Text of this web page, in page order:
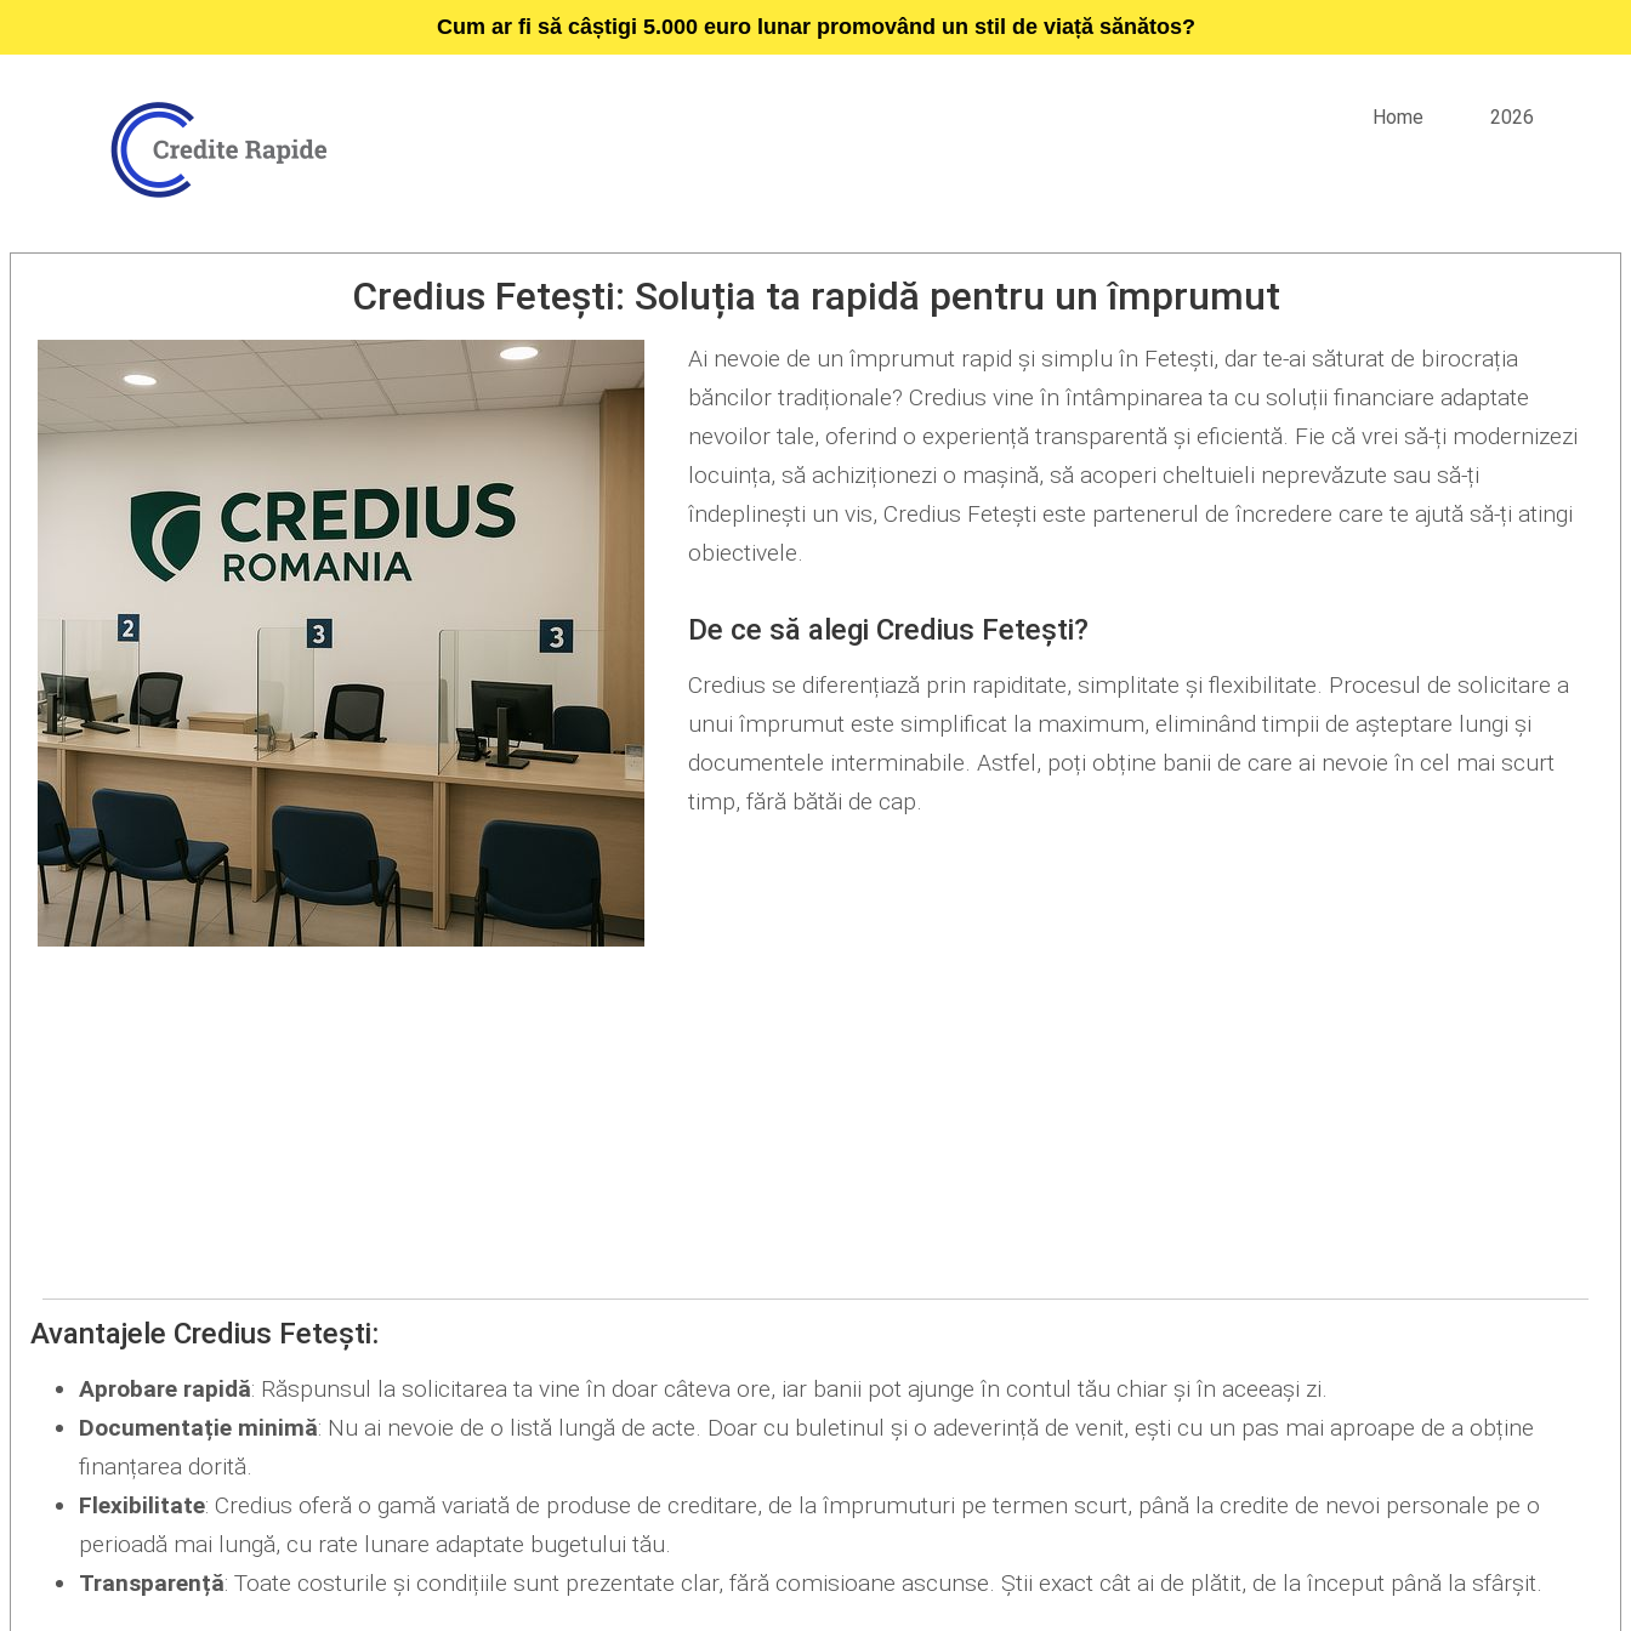
Cum ar fi să câștigi 5.000 euro lunar promovând un stil de viață sănătos?
Home 2026
Credius Fetești: Soluția ta rapidă pentru un împrumut
Ai nevoie de un împrumut rapid și simplu în Fetești, dar te-ai săturat de birocrația
băncilor tradiționale? Credius vine în întâmpinarea ta cu soluții financiare adaptate
nevoilor tale, oferind o experiență transparentă și eficientă. Fie că vrei să-ți modernizezi
locuința, să achiziționezi o mașină, să acoperi cheltuieli neprevăzute sau să-ți
îndeplinești un vis, Credius Fetești este partenerul de încredere care te ajută să-ți atingi
obiectivele.
De ce să alegi Credius Fetești?
Credius se diferențiază prin rapiditate, simplitate și flexibilitate. Procesul de solicitare a
unui împrumut este simplificat la maximum, eliminând timpii de așteptare lungi și
documentele interminabile. Astfel, poți obține banii de care ai nevoie în cel mai scurt
timp, fără bătăi de cap.
Avantajele Credius Fetești:
Aprobare rapidă: Răspunsul la solicitarea ta vine în doar câteva ore, iar banii pot ajunge în contul tău chiar și în aceeași zi.
Documentație minimă: Nu ai nevoie de o listă lungă de acte. Doar cu buletinul și o adeverință de venit, ești cu un pas mai aproape de a obține
finanțarea dorită.
Flexibilitate: Credius oferă o gamă variată de produse de creditare, de la împrumuturi pe termen scurt, până la credite de nevoi personale pe o
perioadă mai lungă, cu rate lunare adaptate bugetului tău.
Transparență: Toate costurile și condițiile sunt prezentate clar, fără comisioane ascunse. Știi exact cât ai de plătit, de la început până la sfârșit.